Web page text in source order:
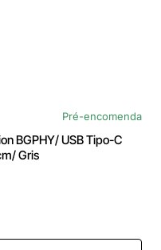
Pré-encomenda
BGPHY/ USB Tipo-C
Gris